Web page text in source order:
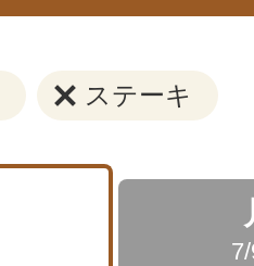
ステーキ